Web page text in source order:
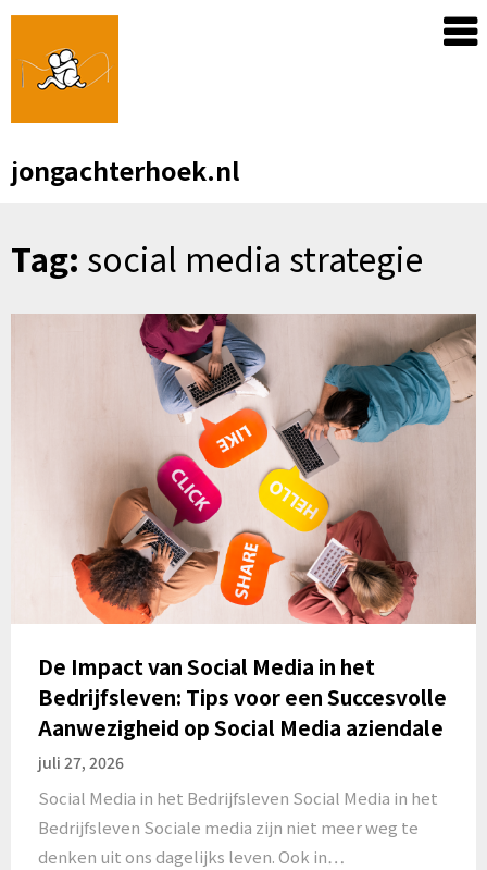
Skip
content
jongachterhoek.nl
Tag: social media strategie
De Impact van Social Media in het
Bedrijfsleven: Tips voor een Succesvolle
Aanwezigheid op Social Media aziendale
juli 27, 2026
Social Media in het Bedrijfsleven Social Media in het
Bedrijfsleven Sociale media zijn niet meer weg te
denken uit ons dagelijks leven. Ook in…